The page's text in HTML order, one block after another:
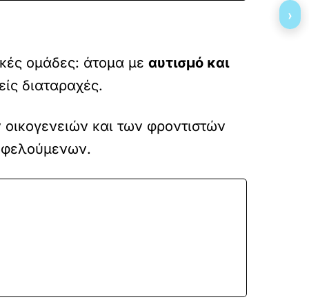
ομάδες: άτομα με αυτισμό και
διαταραχές.
και των φροντιστών
›